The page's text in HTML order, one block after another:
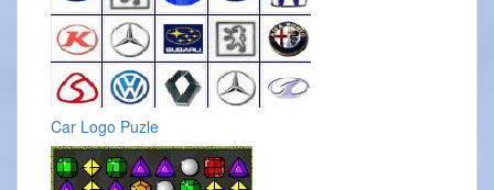
Car Logo Puzle